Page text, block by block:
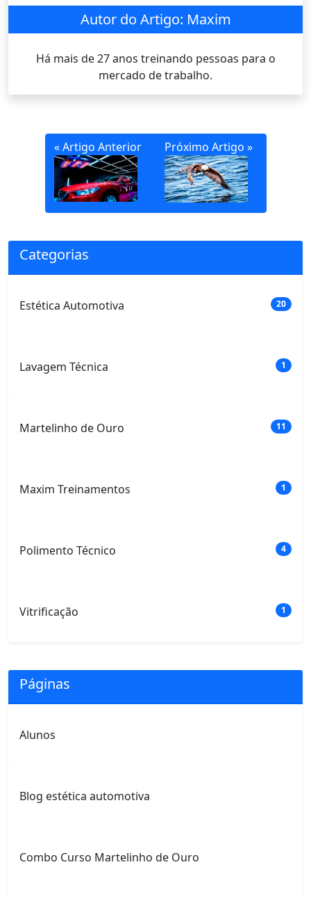
Autor do Artigo: Maxim
Há mais de 27 anos treinando pessoas para o
mercado de trabalho.
« Artigo Anterior Próximo Artigo »
Categorias
Estética Automotiva 20
Lavagem Técnica 1
Martelinho de Ouro 11
Maxim Treinamentos 1
Polimento Técnico 4
Vitrificação 1
Páginas
Alunos
Blog estética automotiva
Combo Curso Martelinho de Ouro